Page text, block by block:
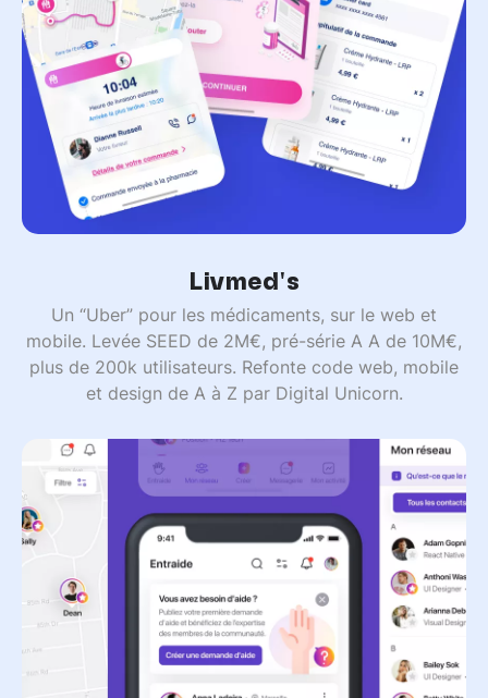
Livmed's
Un “Uber” pour les médicaments, sur le web et
mobile. Levée SEED de 2M€, pré-série A A de 10M€,
plus de 200k utilisateurs. Refonte code web, mobile
et design de A à Z par Digital Unicorn.